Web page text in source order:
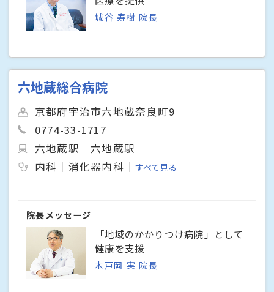
城谷 寿樹 院長
六地蔵総合病院
京都府宇治市六地蔵奈良町9
0774-33-1717
六地蔵駅 六地蔵駅
内科
消化器内科 すべて見る
院長メッセージ
「地域のかかりつけ病院」として
健康を支援
木戸岡 実 院長